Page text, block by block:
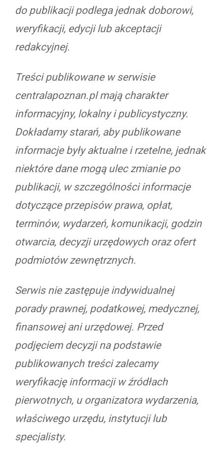
do publikacji podlega jednak doborowi,
weryfikacji, edycji lub akceptacji
redakcyjnej.
Treści publikowane w serwisie
centralapoznan.pl mają charakter
informacyjny, lokalny i publicystyczny.
Dokładamy starań, aby publikowane
informacje były aktualne i rzetelne, jednak
niektóre dane mogą ulec zmianie po
publikacji, w szczególności informacje
dotyczące przepisów prawa, opłat,
terminów, wydarzeń, komunikacji, godzin
otwarcia, decyzji urzędowych oraz ofert
podmiotów zewnętrznych.
Serwis nie zastępuje indywidualnej
porady prawnej, podatkowej, medycznej,
finansowej ani urzędowej. Przed
podjęciem decyzji na podstawie
publikowanych treści zalecamy
weryfikację informacji w źródłach
pierwotnych, u organizatora wydarzenia,
właściwego urzędu, instytucji lub
specjalisty.